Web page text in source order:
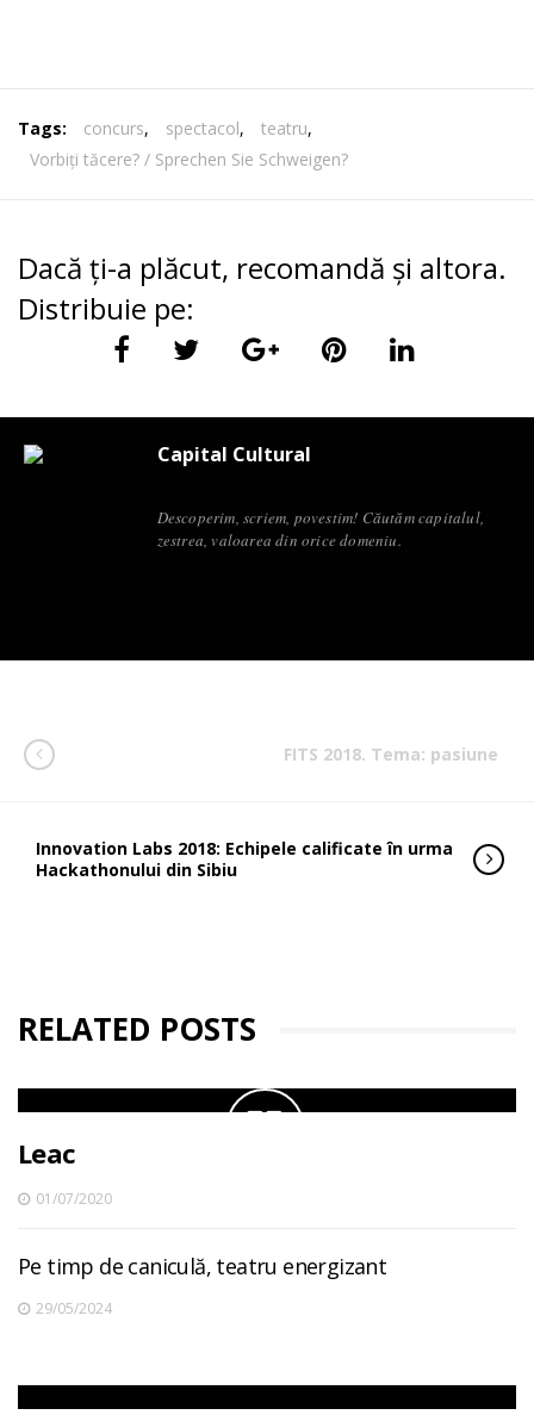
Tags: concurs, spectacol, teatru,
Vorbiți tăcere? / Sprechen Sie Schweigen?
Dacă ți-a plăcut, recomandă și altora.
Distribuie pe:
Capital Cultural
Descoperim, scriem, povestim! Căutăm capitalul,
zestrea, valoarea din orice domeniu.
FITS 2018. Tema: pasiune
Innovation Labs 2018: Echipele calificate în urma
Hackathonului din Sibiu
RELATED POSTS
Leac
01/07/2020
Pe timp de caniculă, teatru energizant
29/05/2024